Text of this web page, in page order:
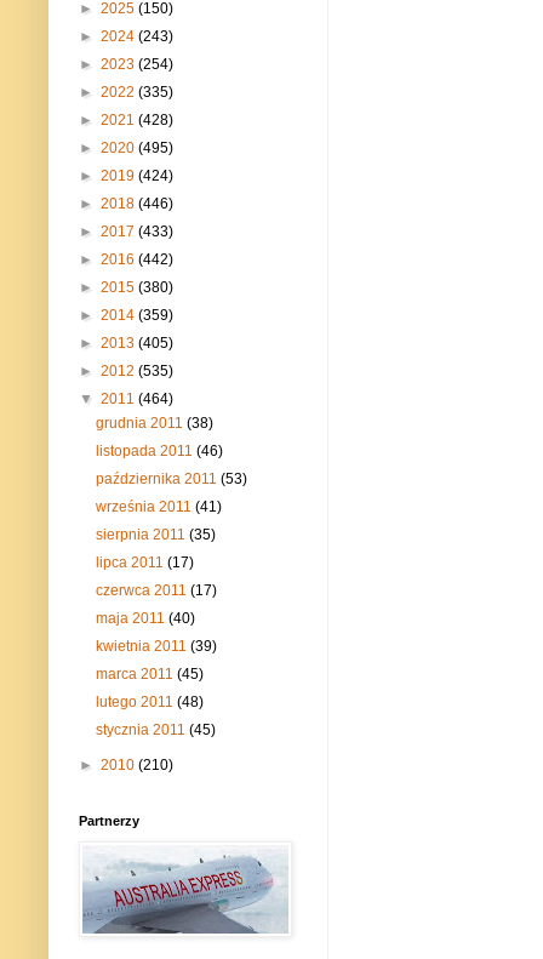
► 2025 (150)
► 2024 (243)
► 2023 (254)
► 2022 (335)
► 2021 (428)
► 2020 (495)
► 2019 (424)
► 2018 (446)
► 2017 (433)
► 2016 (442)
► 2015 (380)
► 2014 (359)
► 2013 (405)
► 2012 (535)
▼ 2011 (464)
grudnia 2011(38)
listopada 2011(46)
października 2011(53)
września 2011(41)
sierpnia 2011(35)
lipca 2011(17)
czerwca 2011(17)
maja 2011(40)
kwietnia 2011(39)
marca 2011(45)
lutego 2011(48)
stycznia 2011(45)
► 2010 (210)
Partnerzy